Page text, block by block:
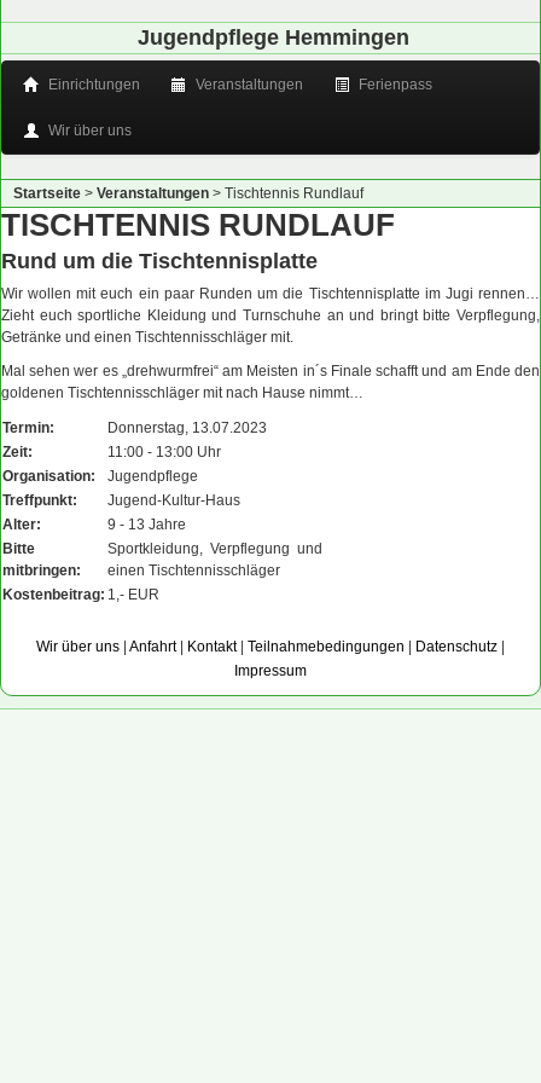
Jugendpflege Hemmingen
Einrichtungen Veranstaltungen Ferienpass
Wir über uns
Startseite > Veranstaltungen > Tischtennis Rundlauf
TISCHTENNIS RUNDLAUF
Rund um die Tischtennisplatte
Wir wollen mit euch ein paar Runden um die Tischtennisplatte im Jugi rennen…
Zieht euch sportliche Kleidung und Turnschuhe an und bringt bitte Verpflegung,
Getränke und einen Tischtennisschläger mit.
Mal sehen wer es „drehwurmfrei“ am Meisten in´s Finale schafft und am Ende den
goldenen Tischtennisschläger mit nach Hause nimmt…
Termin:
Donnerstag, 13.07.2023
Zeit:
11:00 - 13:00 Uhr
Organisation:
Jugendpflege
Treffpunkt:
Jugend-Kultur-Haus
Alter:
9 - 13 Jahre
Bitte
mitbringen:
Sportkleidung, Verpflegung und
einen Tischtennisschläger
Kostenbeitrag: 1,- EUR
Wir über uns Anfahrt| Kontakt| Teilnahmebedingungen Datenschutz
Impressum